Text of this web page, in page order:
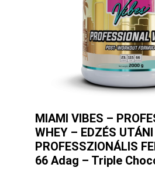
MIAMI VIBES –
WHEY – EDZÉS UTÁNI
PROFESSZIONÁLIS
66 Adag – Triple